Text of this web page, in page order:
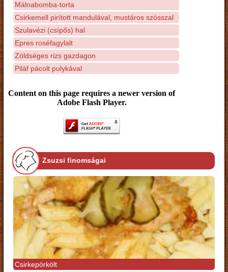
Málnabomba-torta
Csirkemell pirított mandulával, mustáros szósszal
Szulavézi (csípős) hal
Epres roséfagylalt
Zöldséges rizs gazdagon
Piláf pácolt pulykával
Content on this page requires a newer version of
Adobe Flash Player.
Zsuzsi finomságai
Csirkepörkölt